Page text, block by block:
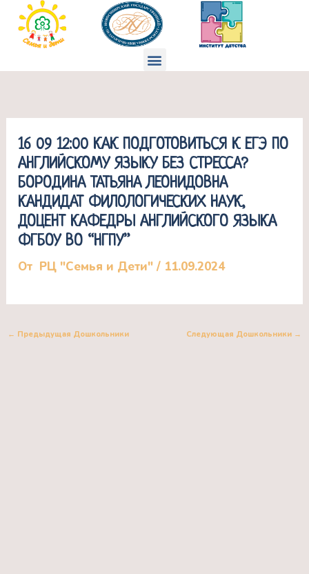
Перейти
содержимому
Меню
16 09 12:00 КАК ПОДГОТОВИТЬСЯ К ЕГЭ ПО
АНГЛИЙСКОМУ ЯЗЫКУ БЕЗ СТРЕССА?
БОРОДИНА ТАТЬЯНА ЛЕОНИДОВНА
КАНДИДАТ ФИЛОЛОГИЧЕСКИХ НАУК,
ДОЦЕНТ КАФЕДРЫ АНГЛИЙСКОГО ЯЗЫКА
ФГБОУ ВО “НГПУ”
От РЦ "Семья и Дети"/ 11.09.2024
← Предыдущая Дошкольники Следующая Дошкольники →